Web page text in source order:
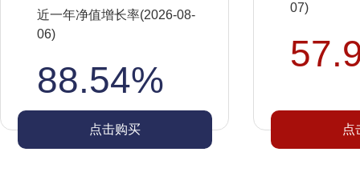
近一年净值增长率(2026-08-
06)
88.54%
点击购买
07)
点